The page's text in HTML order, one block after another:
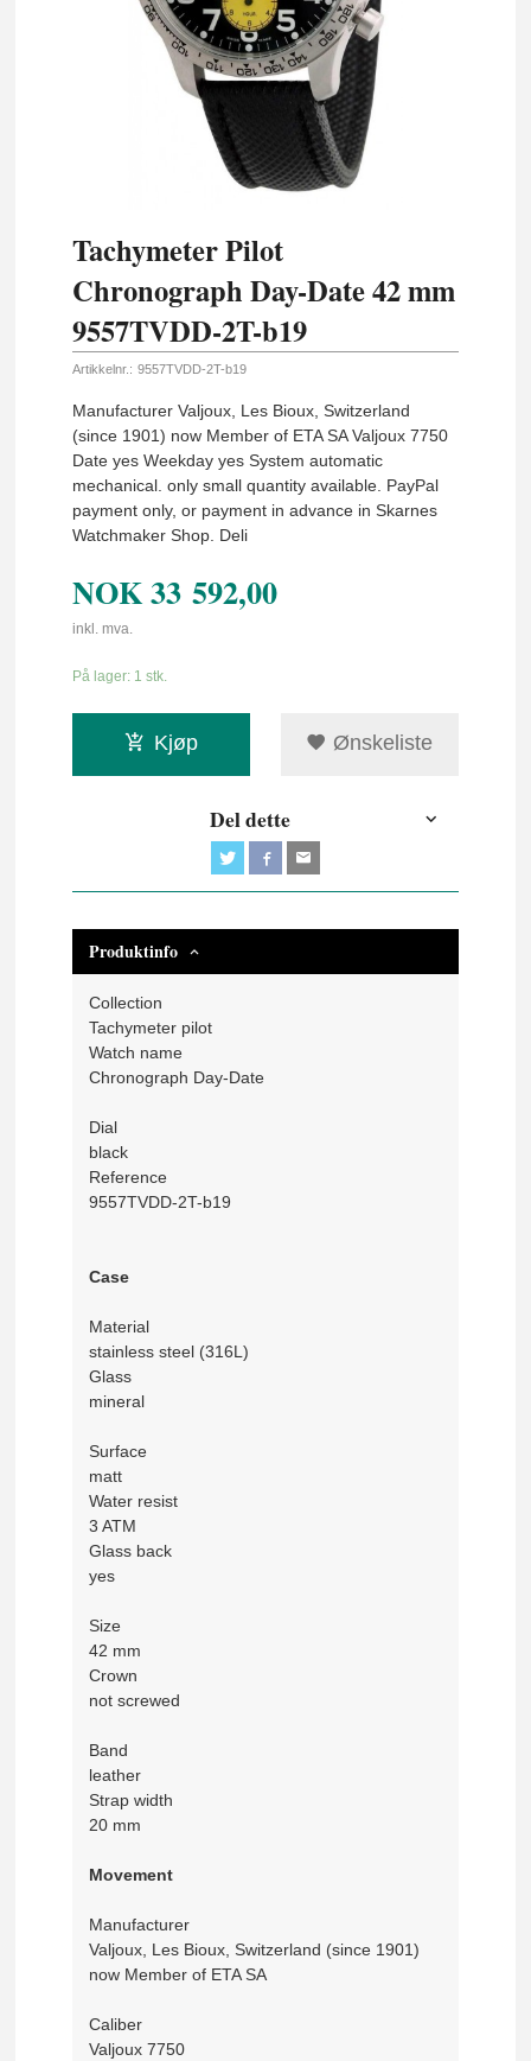
Tachymeter Pilot
Chronograph Day-Date 42 mm
9557TVDD-2T-b19
Artikkelnr.: 9557TVDD-2T-b19
Manufacturer Valjoux, Les Bioux, Switzerland
(since 1901) now Member of ETA SA Valjoux 7750
Date yes Weekday yes System automatic
mechanical. only small quantity available. PayPal
payment only, or payment in advance in Skarnes
Watchmaker Shop. Deli
NOK33 592,00
inkl. mva.
På lager: 1 stk.
Kjøp Ønskeliste
Del dette
Produktinfo
Collection
Tachymeter pilot
Watch name
Chronograph Day-Date
Dial
black
Reference
9557TVDD-2T-b19
Case
Material
stainless steel (316L)
Glass
mineral
Surface
matt
Water resist
3 ATM
Glass back
yes
Size
42 mm
Crown
not screwed
Band
leather
Strap width
20 mm
Movement
Manufacturer
Valjoux, Les Bioux, Switzerland (since 1901)
now Member of ETA SA
Caliber
Valjoux 7750